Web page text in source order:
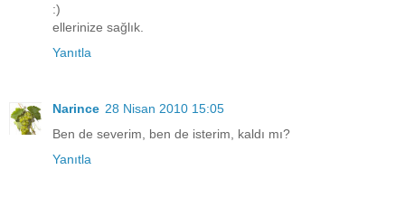
:)
ellerinize sağlık.
Yanıtla
Narince 28 Nisan 2010 15:05
Ben de severim, ben de isterim, kaldı mı?
Yanıtla